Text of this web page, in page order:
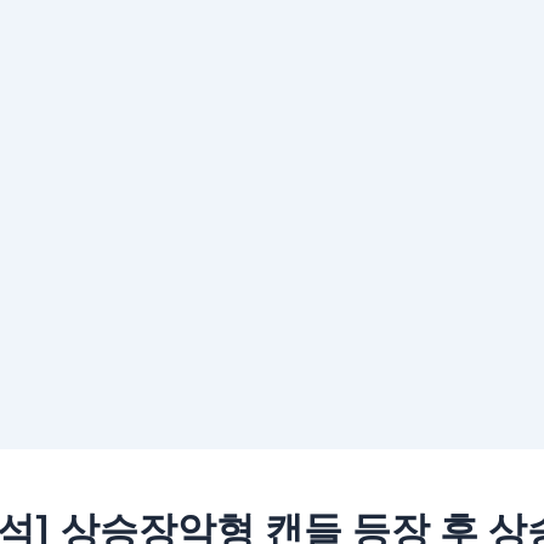
] 상승장악형 캔들 등장 후 상